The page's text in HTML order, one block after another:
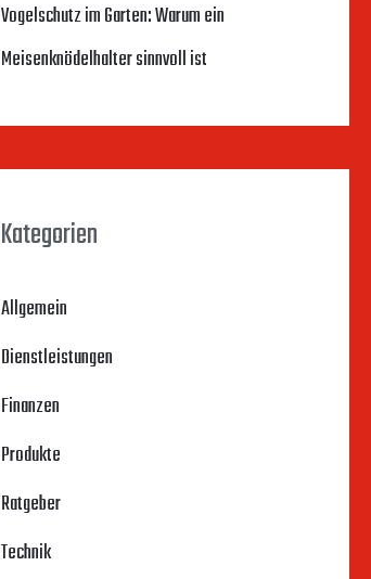
Vogelschutz im Garten: Warum ein
Meisenknödelhalter sinnvoll ist
Kategorien
Allgemein
Dienstleistungen
Finanzen
Produkte
Ratgeber
Technik